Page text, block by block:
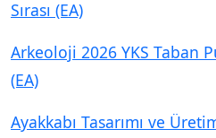
Sırası (EA)
Arkeoloji 2026 YKS Taban
(EA)
Ayakkabı Tasarımı ve